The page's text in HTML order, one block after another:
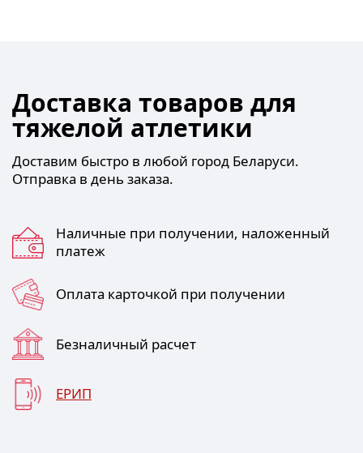
Доставка товаров для
тяжелой атлетики
Доставим быстро в любой город Беларуси.
Отправка в день заказа.
Наличные при получении, наложенный
платеж
Оплата карточкой при получении
Безналичный расчет
ЕРИП